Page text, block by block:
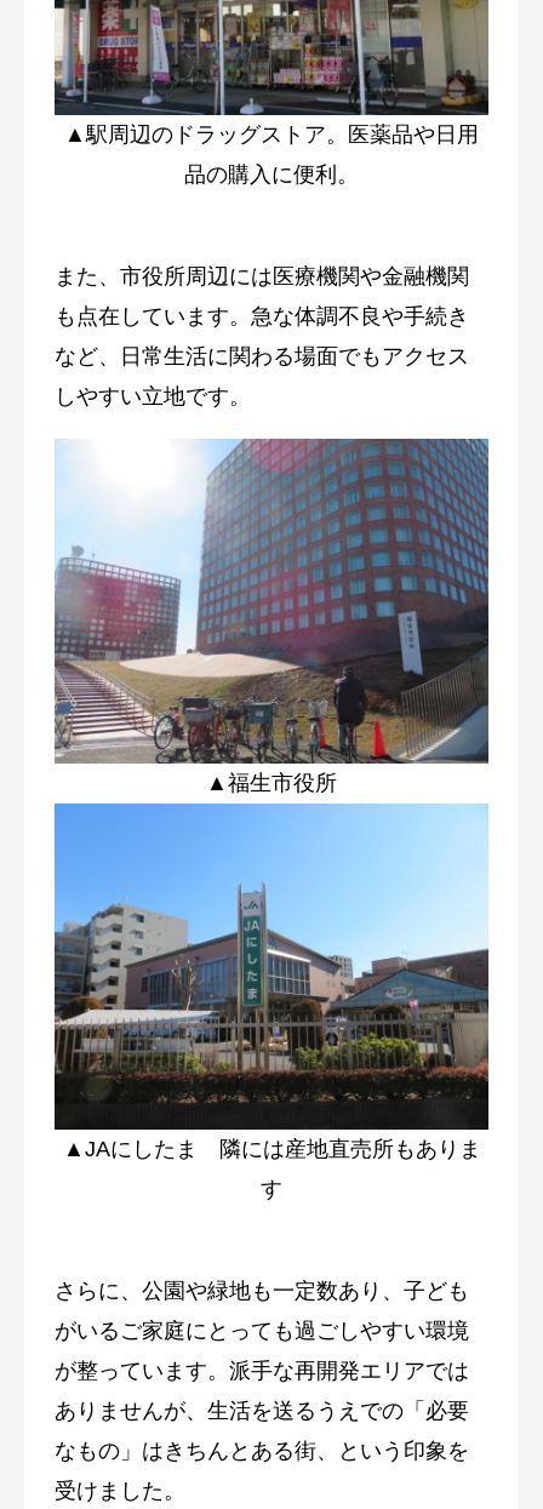
▲駅周辺のドラッグストア。医薬品や日用
品の購入に便利。
また、市役所周辺には医療機関や金融機関
も点在しています。急な体調不良や手続き
など、日常生活に関わる場面でもアクセス
しやすい立地です。
▲福生市役所
▲JAにしたま 隣には産地直売所もありま
す
さらに、公園や緑地も一定数あり、子ども
がいるご家庭にとっても過ごしやすい環境
が整っています。派手な再開発エリアでは
ありませんが、生活を送るうえでの「必要
なもの」はきちんとある街、という印象を
受けました。